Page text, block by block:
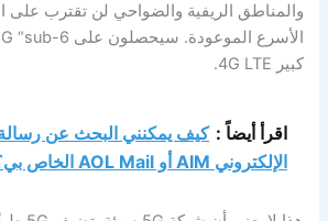
والمناطق الريفية والضواحي لن تقترب على
كبير 4G LTE.
اقرأ أيضاً : كيف يمكنني البحث عن رسالة
الإلكتروني AIM أو AOL Mail الخاص بي؟